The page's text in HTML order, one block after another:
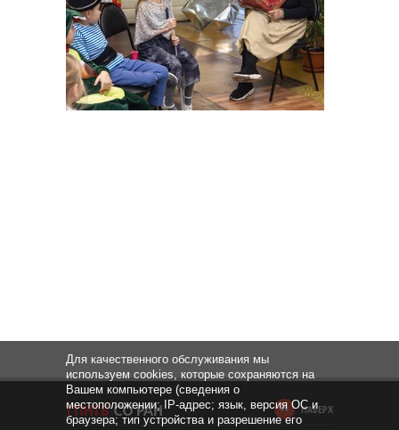
НАВЕРХ
Для качественного обслуживания мы
используем cookies, которые сохраняются на
Вашем компьютере (сведения о
местоположении; IP-адрес; язык, версия ОС и
браузера; тип устройства и разрешение его